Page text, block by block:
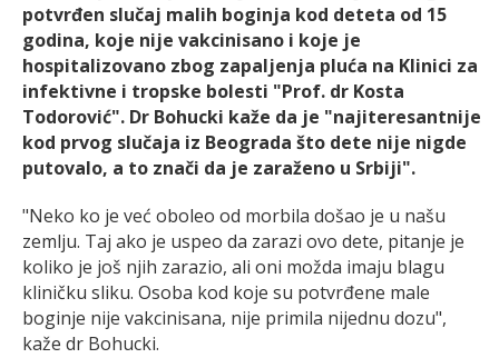
potvrđen slučaj malih boginja kod deteta od 15
godina, koje nije vakcinisano i koje je
hospitalizovano zbog zapaljenja pluća na Klinici za
infektivne i tropske bolesti "Prof. dr Kosta
Todorović". Dr Bohucki kaže da je "najiteresantnije
kod prvog slučaja iz Beograda što dete nije nigde
putovalo, a to znači da je zaraženo u Srbiji".
"Neko ko je već oboleo od morbila došao je u našu
zemlju. Taj ako je uspeo da zarazi ovo dete, pitanje je
koliko je još njih zarazio, ali oni možda imaju blagu
kliničku sliku. Osoba kod koje su potvrđene male
boginje nije vakcinisana, nije primila nijednu dozu",
kaže dr Bohucki.